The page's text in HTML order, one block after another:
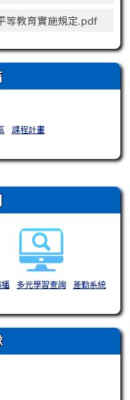
等教育實施規定.pdf
課程計畫
多元學習查詢 差勤系統